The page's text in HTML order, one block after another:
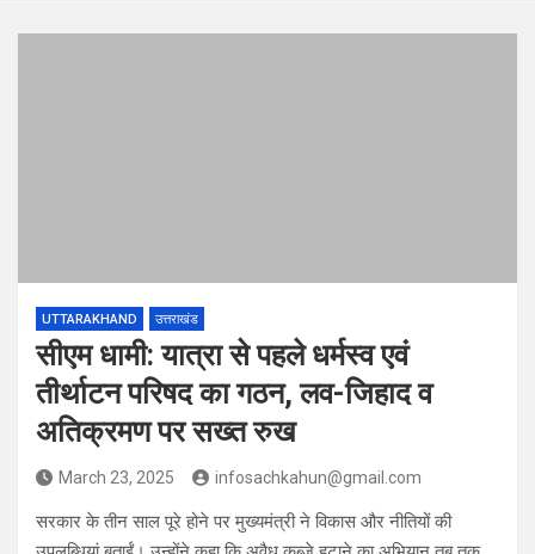
UTTARAKHAND उत्तराखंड
सीएम धामी: यात्रा से पहले धर्मस्व एवं
तीर्थाटन परिषद का गठन, लव-जिहाद व
अतिक्रमण पर सख्त रुख
March 23, 2025 infosachkahun@gmail.com
सरकार के तीन साल पूरे होने पर मुख्यमंत्री ने विकास और नीतियों की